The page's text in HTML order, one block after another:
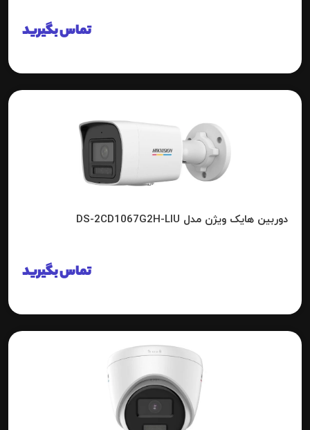
تماس بگیرید
دوربین هایک ویژن مدل DS-2CD1067G2H-LIU
تماس بگیرید